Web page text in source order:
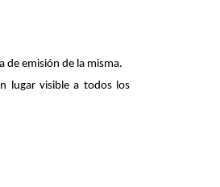
de emisión de la misma.
lugar visible a todos los